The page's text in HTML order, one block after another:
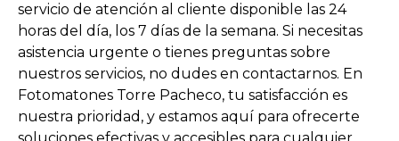
servicio de atención al cliente disponible las 24
horas del día, los 7 días de la semana. Si necesitas
asistencia urgente o tienes preguntas sobre
nuestros servicios, no dudes en contactarnos. En
Fotomatones Torre Pacheco, tu satisfacción es
nuestra prioridad, y estamos aquí para ofrecerte